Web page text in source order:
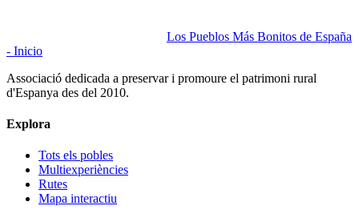
Los Pueblos Más Bonitos de España
- Inicio
Associació dedicada a preservar i promoure el patrimoni rural
d'Espanya des del 2010.
Explora
Tots els pobles
Multiexperiències
Rutes
Mapa interactiu